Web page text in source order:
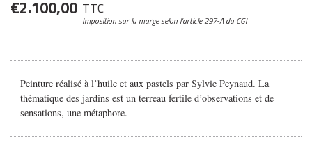
€2.100,00 TTC
Imposition sur la margeselon l’article 297-A du CGI
Peinture réalisé à l’huile et aux pastels par Sylvie Peynaud. La
thématique des jardins est un terreau fertile d’observations et de
sensations, une métaphore.